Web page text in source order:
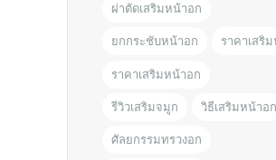
ผ่าตัดเสริมหน้าอก
ยกกระชับหน้าอก ราคาเสริ
ราคาเสริมหน้าอก
รีวิวเสริมจมูก วิธีเสริมหน้าอก
ศัลยกรรมทรวงอก